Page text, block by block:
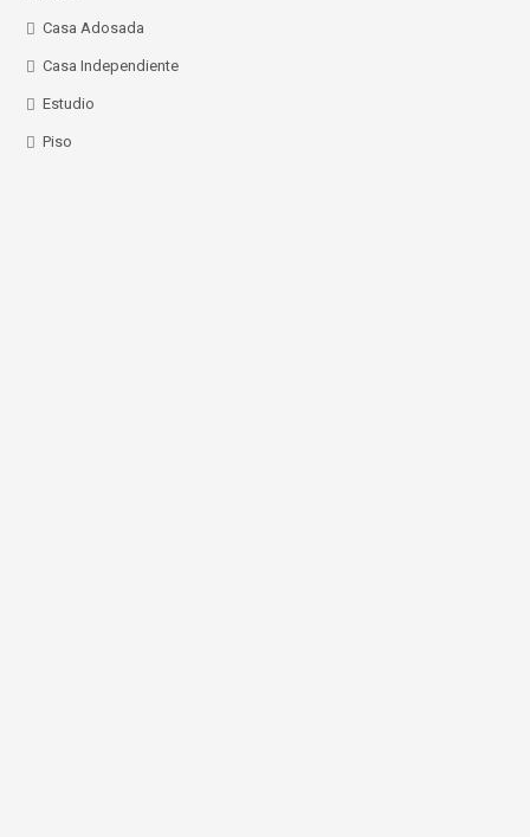
Casa Adosada
Casa Independiente
Estudio
Piso